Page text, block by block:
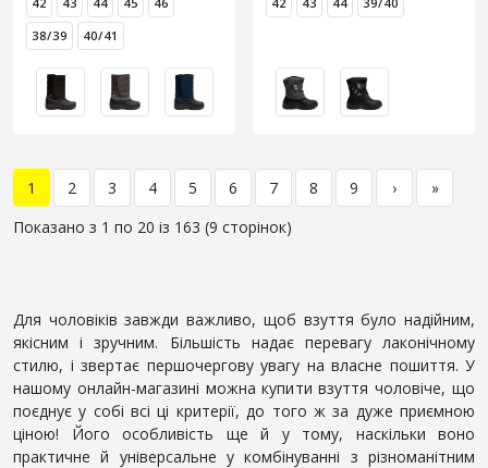
38/39
40/41
1 2 3 4 5 6 7 8 9 ›
»
Показано з 1 по 20 із 163 (9 сторінок)
Для чоловіків завжди важливо, щоб взуття було надійним,
якісним і зручним. Більшість надає перевагу лаконічному
стилю, і звертає першочергову увагу на власне пошиття. У
нашому онлайн-магазині можна купити взуття чоловіче, що
поєднує у собі всі ці критерії, до того ж за дуже приємною
ціною! Його особливість ще й у тому, наскільки воно
практичне й універсальне у комбінуванні з різноманітним